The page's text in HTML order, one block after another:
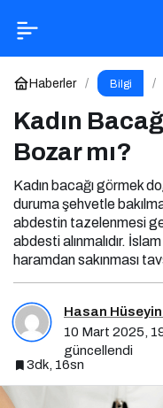
Haberler Bilgi
Kadın
Bozar mı?
Kadın bacağı görmek
duruma şehvetle
abdestin tazelenmesi
abdesti alınmalıdır.
haramdan sakınması
Hasan
10 Mart 2025,
güncellendi
3dk, 16sn
Kadın